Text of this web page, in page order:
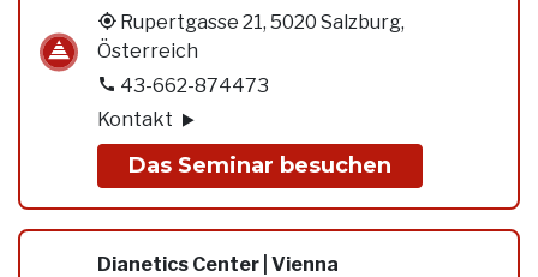
Rupertgasse 21, 5020 Salzburg,
Österreich
43-662-874473
Kontakt
Das Seminar besuchen
Dianetics Center | Vienna